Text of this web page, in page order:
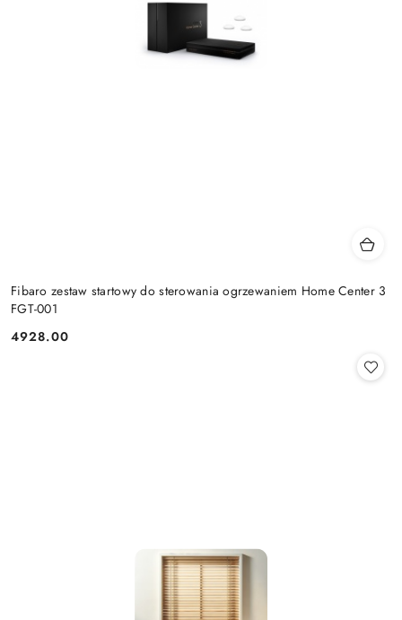
Fibaro zestaw startowy do sterowania ogrzewaniem Home Center 3
FGT-001
Cena:
4928.00